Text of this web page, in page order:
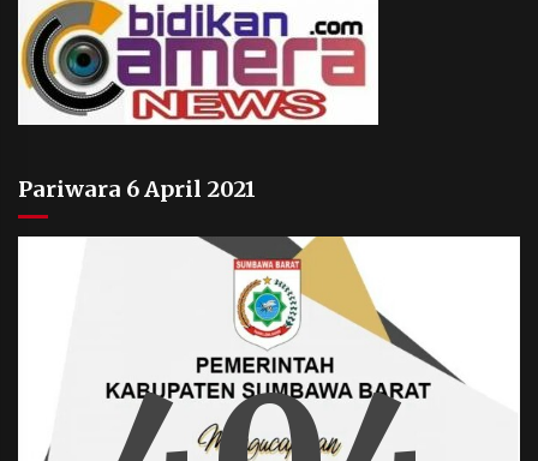
Pariwara 6 April 2021